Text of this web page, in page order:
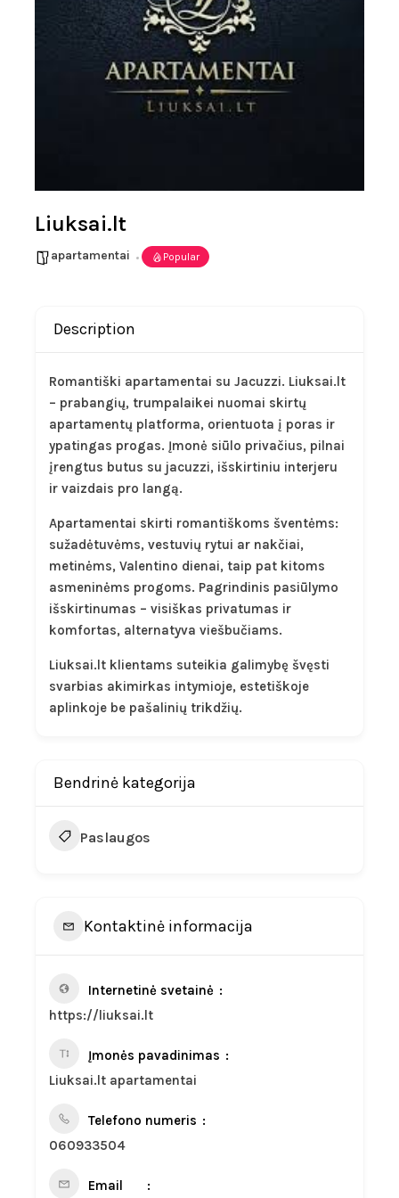
Liuksai.lt
apartamentai Popular
Description
Romantiški apartamentai su Jacuzzi. Liuksai.lt
– prabangių, trumpalaikei nuomai skirtų
apartamentų platforma, orientuota į poras ir
ypatingas progas. Įmonė siūlo privačius, pilnai
įrengtus butus su jacuzzi, išskirtiniu interjeru
ir vaizdais pro langą.
Apartamentai skirti romantiškoms šventėms:
sužadėtuvėms, vestuvių rytui ar nakčiai,
metinėms, Valentino dienai, taip pat kitoms
asmeninėms progoms. Pagrindinis pasiūlymo
išskirtinumas – visiškas privatumas ir
komfortas, alternatyva viešbučiams.
Liuksai.lt klientams suteikia galimybę švęsti
svarbias akimirkas intymioje, estetiškoje
aplinkoje be pašalinių trikdžių.
Bendrinė kategorija
Paslaugos
Kontaktinė informacija
Internetinė svetainė
https://liuksai.lt
Įmonės pavadinimas
Liuksai.lt apartamentai
Telefono numeris
060933504
Email